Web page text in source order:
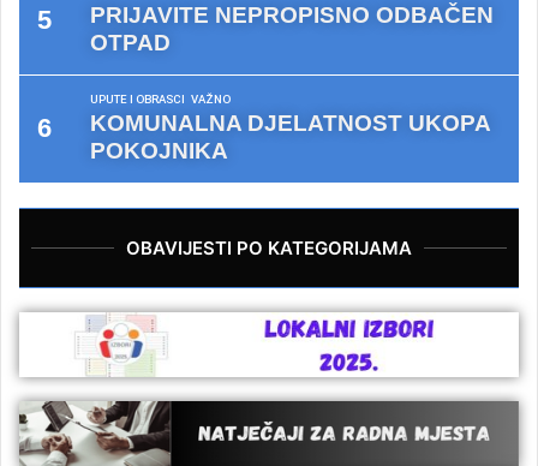
PRIJAVITE NEPROPISNO ODBAČEN
OTPAD
UPUTE I OBRASCI VAŽNO
KOMUNALNA DJELATNOST UKOPA
POKOJNIKA
OBAVIJESTI PO KATEGORIJAMA